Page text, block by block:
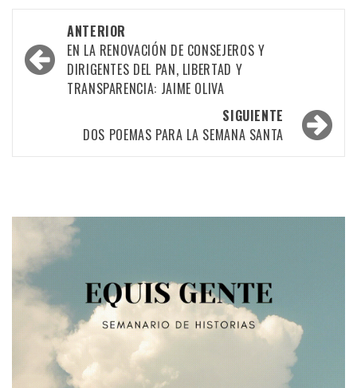
Navegación
por
las
ANTERIOR
EN LA RENOVACIÓN DE CONSEJEROS Y
DIRIGENTES DEL PAN, LIBERTAD Y
TRANSPARENCIA: JAIME OLIVA
SIGUIENTE
DOS POEMAS PARA LA SEMANA SANTA